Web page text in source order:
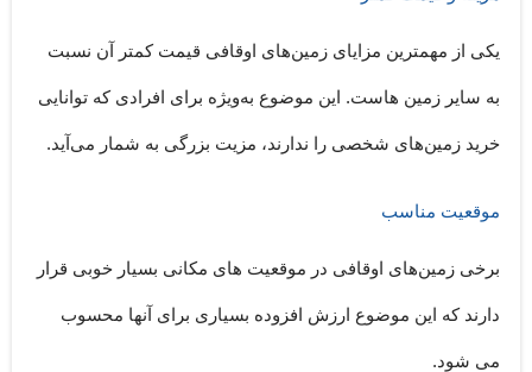
یکی از مهمترین مزایای زمین‌های اوقافی قیمت کمتر آن نسبت
به سایر زمین هاست. این موضوع به‌ویژه برای افرادی که توانایی
خرید زمین‌های شخصی را ندارند، مزیت بزرگی به شمار می‌آید.
موقعیت مناسب
برخی زمین‌های اوقافی در موقعیت های مکانی بسیار خوبی قرار
دارند که این موضوع ارزش افزوده بسیاری برای آنها محسوب
می شود.